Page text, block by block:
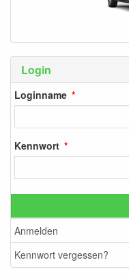
Login
Loginname
Kennwort
Anmelden
Kennwort vergessen?